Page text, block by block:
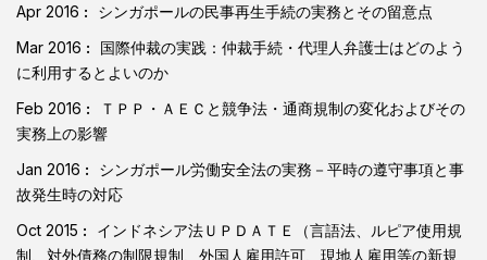
Apr 2016 シンガポールの民事再生手続の実務とその留意点
Mar 2016
国際仲裁の実践：仲裁手続・代理人弁護士はどのよう
に利用するとよいのか
Feb 2016
ＴＰＰ・ＡＥＣと競争法・通商規制の変化およびその
実務上の影響
Jan 2016
シンガポール労働安全法の実務－平時の遵守事項と事
故発生時の対応
Oct 2015
インドネシア法ＵＰＤＡＴＥ（言語法、ルピア使用規
制、対外債務の制限規制、外国人雇用許可、現地人雇用等の新規